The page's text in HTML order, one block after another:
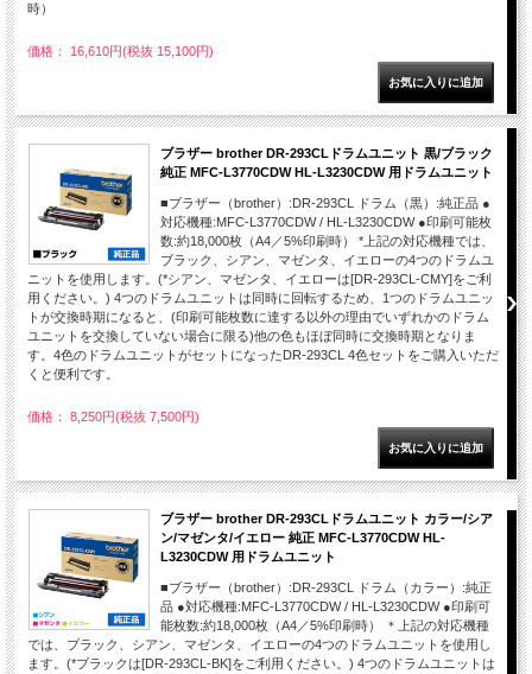
時）
価格： 16,610円(税抜 15,100円)
ブラザー brother DR-293CLドラムユニット 黒/ブラック
純正 MFC-L3770CDW HL-L3230CDW 用ドラムユニット
■ブラザー（brother）:DR-293CL ドラム（黒）:純正品 ●
対応機種:MFC-L3770CDW / HL-L3230CDW ●印刷可能枚
数:約18,000枚（A4／5%印刷時） *上記の対応機種では、
ブラック、シアン、マゼンタ、イエローの4つのドラムユ
ニットを使用します。(*シアン、マゼンタ、イエローは[DR-293CL-CMY]をご利
用ください。) 4つのドラムユニットは同時に回転するため、1つのドラムユニッ
トが交換時期になると、(印刷可能枚数に達する以外の理由でいずれかのドラム
ユニットを交換していない場合に限る)他の色もほぼ同時に交換時期となりま
す。4色のドラムユニットがセットになったDR-293CL 4色セットをご購入いただ
くと便利です。
価格： 8,250円(税抜 7,500円)
ブラザー brother DR-293CLドラムユニット カラー/シア
ン/マゼンタ/イエロー 純正 MFC-L3770CDW HL-
L3230CDW 用ドラムユニット
■ブラザー（brother）:DR-293CL ドラム（カラー）:純正
品 ●対応機種:MFC-L3770CDW / HL-L3230CDW ●印刷可
能枚数:約18,000枚（A4／5%印刷時） ＊上記の対応機種
では、ブラック、シアン、マゼンタ、イエローの4つのドラムユニットを使用し
ます。(*ブラックは[DR-293CL-BK]をご利用ください。) 4つのドラムユニットは